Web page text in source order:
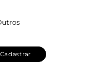
Cadastrar